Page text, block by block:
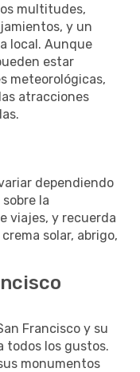
multitudes,
y un
local. Aunque
estar
meteorológicas,
atracciones
dependiendo
la
viajes, y recuerda
solar, abrigo,
Francisco y su
todos los gustos.
monumentos